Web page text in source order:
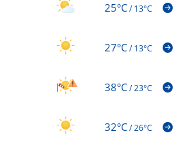
25°C/13°C
27°C/13°C
38°C/23°C
32°C/26°C